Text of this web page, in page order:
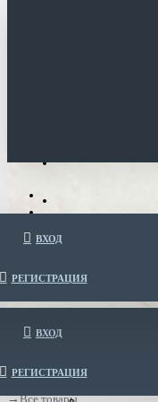
ВХОД
РЕГИСТРАЦИЯ
ВХОД
РЕГИСТРАЦИЯ
Все товары